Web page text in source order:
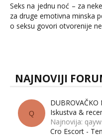
Seks na jednu noć – za
za druge emotivna minska
o seksu govori otvorenije
dalje izaziva burne
NAJNOVIJI
Q
DUBROVAČKO
Iskustva &
Najnovija:
Cro Escort -